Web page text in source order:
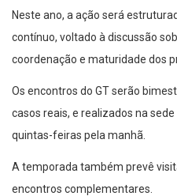
Neste ano, a ação será
contínuo, voltado à discussão
coordenação e maturidade dos
Os encontros do GT serão
casos reais, e realizados na
quintas-feiras pela manhã.
A temporada também prevê
encontros complementares.